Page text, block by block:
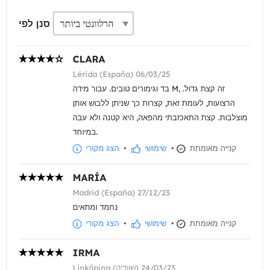
סנן לפי
CLARA
Lérida (España) 06/03/25
בד וגימורים טובים. עבור מידה M, זה קצת גדול.
הרצועות, לעומת זאת, קצרות כך שניתן ללבוש אותן
מוצלבות. קצת התאכזבתי מהפאה, היא קטנה ולא עבה
במיוחד.
הצג מקורי • שימושי • קנייה מאומתת
MARÍA
Madrid (España) 27/12/23
נחמד ומתאים
הצג מקורי • שימושי • קנייה מאומתת
IRMA
Linköping (שוודיה) 24/03/23